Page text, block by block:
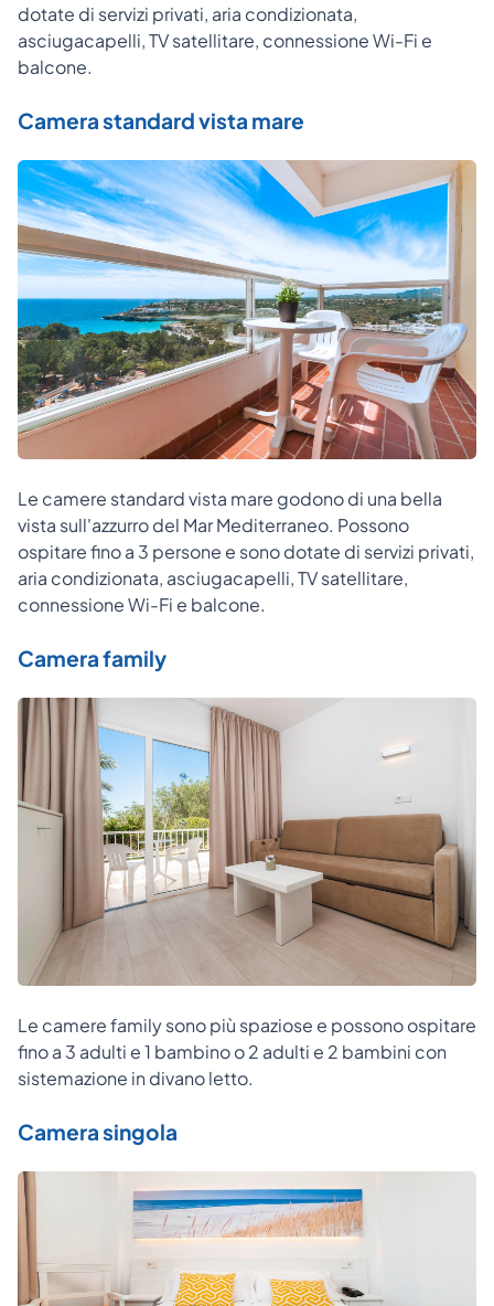
dotate di servizi privati, aria condizionata,
asciugacapelli, TV satellitare, connessione Wi-Fi e
balcone.
Camera standard vista mare
Le camere standard vista mare godono di una bella
vista sull'azzurro del Mar Mediterraneo. Possono
ospitare fino a 3 persone e sono dotate di servizi privati,
aria condizionata, asciugacapelli, TV satellitare,
connessione Wi-Fi e balcone.
Camera family
Le camere family sono più spaziose e possono ospitare
fino a 3 adulti e 1 bambino o 2 adulti e 2 bambini con
sistemazione in divano letto.
Camera singola